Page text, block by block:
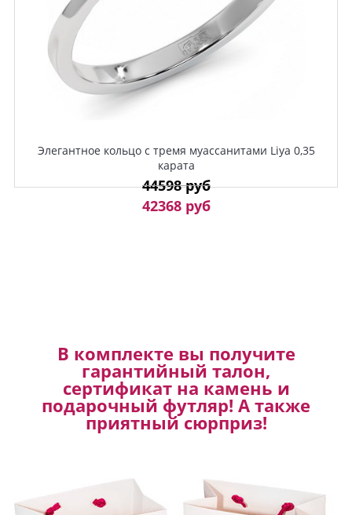
Элегантное кольцо с тремя муассанитами Liya 0,35
карата
44598 руб
42368 руб
В комплекте вы получите
гарантийный талон,
сертификат на камень и
подарочный футляр! А также
приятный сюрприз!